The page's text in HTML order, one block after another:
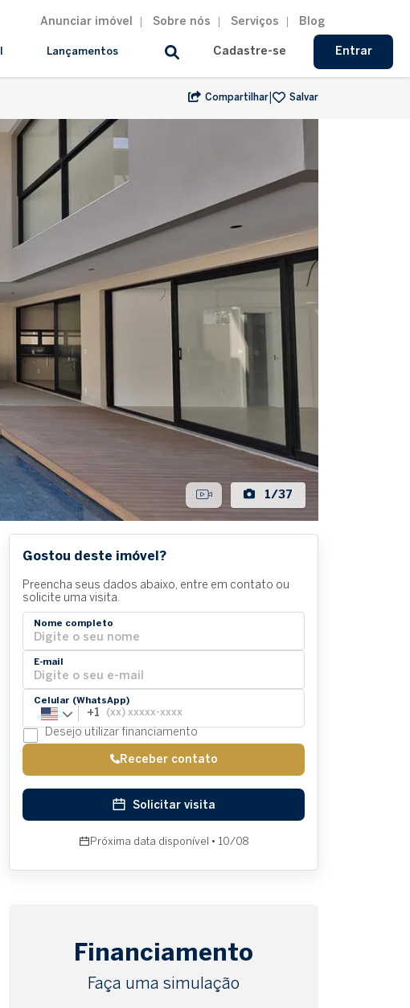
Anunciar imóvel Sobre nós Serviços Blog
Lançamentos Cadastre-se Entrar
Salvar
|
Compartilhar
1/37
Gostou deste imóvel?
Preencha seus dados abaixo, entre em contato ou
solicite uma visita.
Nome completo
E-mail
Celular (WhatsApp)
+1
Desejo utilizar financiamento
Receber contato
Solicitar visita
Próxima data disponível • 10/08
Financiamento
Faça uma simulação